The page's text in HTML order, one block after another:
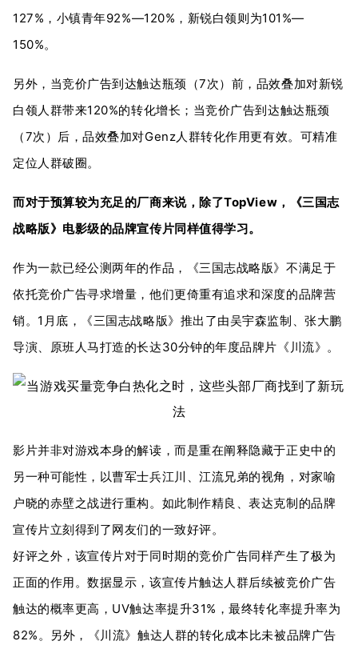
127%，小镇青年92%—120%，新锐白领则为101%—
150%。
另外，当竞价广告到达触达瓶颈（7次）前，品效叠加对新锐
白领人群带来120%的转化增长；当竞价广告到达触达瓶颈
（7次）后，品效叠加对Genz人群转化作用更有效。可精准
定位人群破圈。
而对于预算较为充足的厂商来说，除了TopView，《三国志
战略版》电影级的品牌宣传片同样值得学习。
作为一款已经公测两年的作品，《三国志战略版》不满足于
依托竞价广告寻求增量，他们更倚重有追求和深度的品牌营
销。1月底，《三国志战略版》推出了由吴宇森监制、张大鹏
导演、原班人马打造的长达30分钟的年度品牌片《川流》。
影片并非对游戏本身的解读，而是重在阐释隐藏于正史中的
另一种可能性，以曹军士兵江川、江流兄弟的视角，对家喻
户晓的赤壁之战进行重构。如此制作精良、表达克制的品牌
宣传片立刻得到了网友们的一致好评。
好评之外，该宣传片对于同时期的竞价广告同样产生了极为
正面的作用。数据显示，该宣传片触达人群后续被竞价广告
触达的概率更高，UV触达率提升31%，最终转化率提升率为
82%。另外，《川流》触达人群的转化成本比未被品牌广告